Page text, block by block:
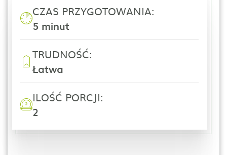
CZAS PRZYGOTOWANIA:
5 minut
TRUDNOŚĆ:
Łatwa
ILOŚĆ PORCJI:
2